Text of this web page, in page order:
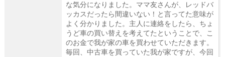
な気分になりました。ママ友さんが、レッドバ
ッカスだったら間違いない！と言ってた意味が
よく分かりました。主人に連絡をしたら、ちょ
うど車の買い替えを考えてたということで、こ
のお金で我が家の車を買わせていただきます。
毎回、中古車を買っていた我が家ですが、今回